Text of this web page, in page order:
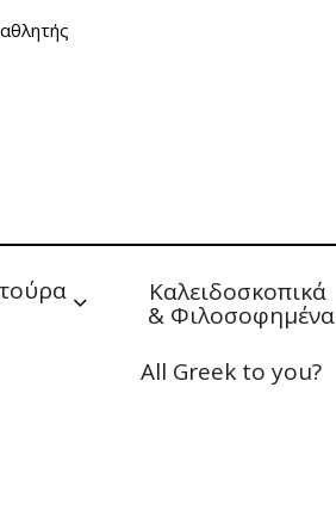
Καλειδοσκοπικά
& Φιλοσοφημένα
All Greek to you?